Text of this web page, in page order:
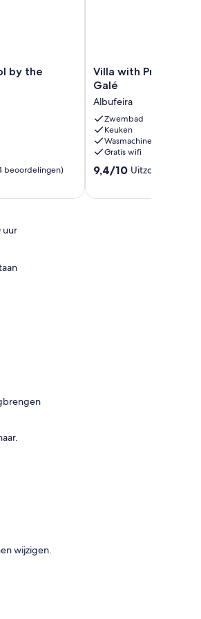
by the
beoordelingen)
Villa
with
Pool
and
BBQ
in
Galé
Albufeira
Villa with Private
Galé
Albufeira
Zwembad
Keuken
Wasmachine
Gratis wifi
9.4
9,4/10 Uitzonderlijk
uur
wijzigen.